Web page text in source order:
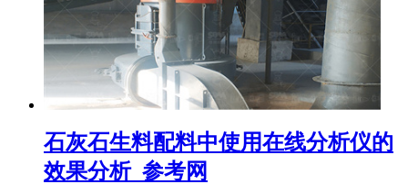
石灰石生料配料中使用在线分析仪的
效果分析_参考网